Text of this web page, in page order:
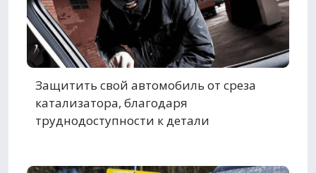
Защитить свой автомобиль от среза
катализатора, благодаря
труднодоступности к детали